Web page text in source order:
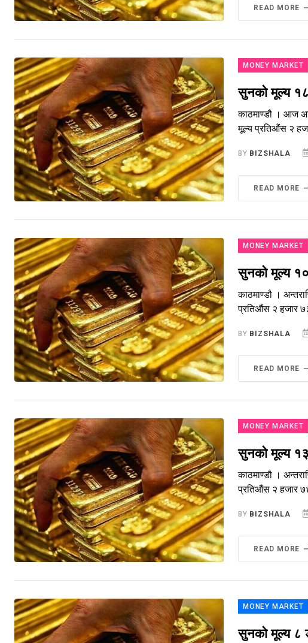
READ MORE
MONEY MARKET
सुनको मूल्य
काठमाण्डौ । आज
मूल्य प्रतिऔंस २
BY BIZSHALA
READ MORE
MONEY MARKET
सुनको मूल्य १०
काठमाण्डौ ।
प्रतिऔंस २ हजार
BY BIZSHALA
READ MORE
MONEY MARKET
सुनको मूल्य
काठमाण्डौ ।
प्रतिऔंस २ हजार
BY BIZSHALA
READ MORE
MONEY MARKET
सुनको मूल्य ८